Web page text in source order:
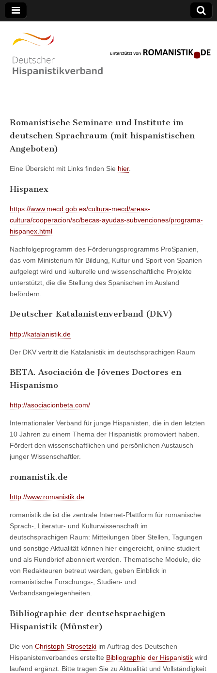
Deutscher
Hispanistikverband
Romanistische Seminare und Institute im
deutschen Sprachraum (mit hispanistischen
Angeboten)
Eine Übersicht mit Links finden Sie hier.
Hispanex
https://www.mecd.gob.es/cultura-mecd/areas-
cultura/cooperacion/sc/becas-ayudas-subvenciones/programa-
hispanex.html
Nachfolgeprogramm des Förderungsprogramms ProSpanien,
das vom Ministerium für Bildung, Kultur und Sport von Spanien
aufgelegt wird und kulturelle und wissenschaftliche Projekte
unterstützt, die die Stellung des Spanischen im Ausland
befördern.
Deutscher Katalanistenverband (DKV)
http://katalanistik.de
Der DKV vertritt die Katalanistik im deutschsprachigen Raum
BETA. Asociación de Jóvenes Doctores en
Hispanismo
http://asociacionbeta.com/
Internationaler Verband für junge Hispanisten, die in den letzten
10 Jahren zu einem Thema der Hispanistik promoviert haben.
Fördert den wissenschaftlichen und persönlichen Austausch
junger Wissenschaftler.
romanistik.de
http://www.romanistik.de
romanistik.de ist die zentrale Internet-Plattform für romanische
Sprach-, Literatur- und Kulturwissenschaft im
deutschsprachigen Raum: Mitteilungen über Stellen, Tagungen
und sonstige Aktualität können hier eingereicht, online studiert
und als Rundbrief abonniert werden. Thematische Module, die
von Redakteuren betreut werden, geben Einblick in
romanistische Forschungs-, Studien- und
Verbandsangelegenheiten.
Bibliographie der deutschsprachigen
Hispanistik (Münster)
Die von Christoph Strosetzki im Auftrag des Deutschen
Hispanistenverbandes erstellte Bibliographie der Hispanistik wird
laufend ergänzt. Bitte tragen Sie zu Aktualität und Vollständigkeit